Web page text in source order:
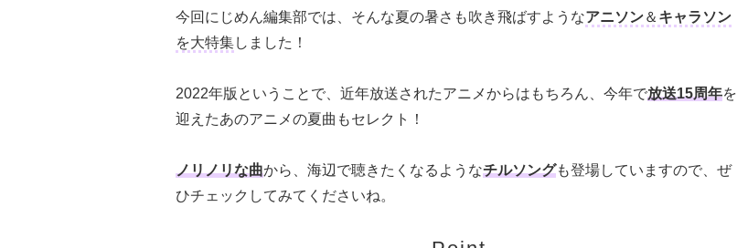
今回にじめん編集部では、そんな夏の暑さも吹き飛ばすようなアニソン＆ キャラソン
を大特集しました！
2022年版ということで、近年放送されたアニメからはもちろん、今年で放送15周年を
迎えたあのアニメの夏曲もセレクト！
ノリノリな曲から、海辺で聴きたくなるようなチルソングも登場していますので、ぜ
ひチェックしてみてくださいね。